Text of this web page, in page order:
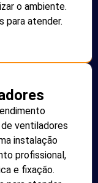
o ambiente.
para atender.
ventiladores
instalação
profissional,
e fixação.